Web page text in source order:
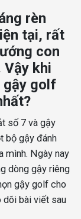
rèn
tại, rất
con
Vậy khi
gậy golf
số 7 và gậy
bộ gậy đánh
mình. Ngày nay
dòng gậy riêng
gậy golf cho
dõi bài viết sau